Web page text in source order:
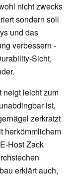
nicht zwecks
sondern soll
und das
verbessern -
Sicht,
neigt leicht zum
ist,
zerkratzt
herkömmlichem
Host Zack
erklärt auch,